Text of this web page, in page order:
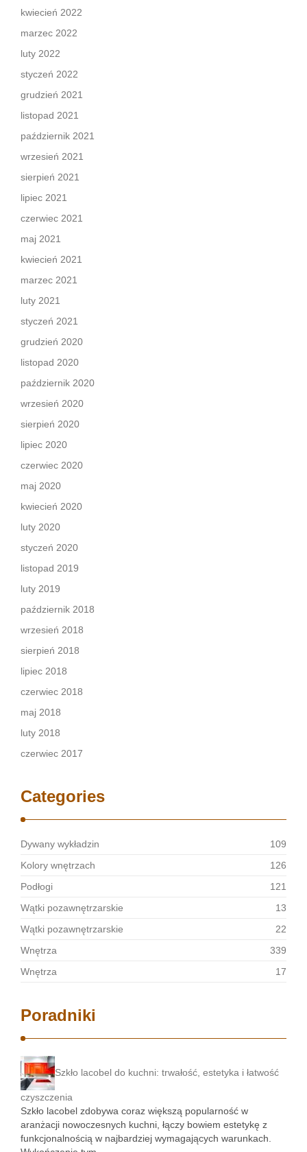
kwiecień 2022
marzec 2022
luty 2022
styczeń 2022
grudzień 2021
listopad 2021
październik 2021
wrzesień 2021
sierpień 2021
lipiec 2021
czerwiec 2021
maj 2021
kwiecień 2021
marzec 2021
luty 2021
styczeń 2021
grudzień 2020
listopad 2020
październik 2020
wrzesień 2020
sierpień 2020
lipiec 2020
czerwiec 2020
maj 2020
kwiecień 2020
luty 2020
styczeń 2020
listopad 2019
luty 2019
październik 2018
wrzesień 2018
sierpień 2018
lipiec 2018
czerwiec 2018
maj 2018
luty 2018
czerwiec 2017
Categories
Dywany wykładzin
109
Kolory wnętrzach
126
Podłogi
121
Wątki pozawnętrzarskie
13
Wątki pozawnętrzarskie
22
Wnętrza
339
Wnętrza
17
Poradniki
Szkło lacobel do kuchni: trwałość, estetyka i łatwość
czyszczenia
Szkło lacobel zdobywa coraz większą popularność w
aranżacji nowoczesnych kuchni, łączy bowiem estetykę z
funkcjonalnością w najbardziej wymagających warunkach.